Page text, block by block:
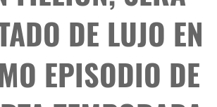
DE LUJO EN
EPISODIO DE